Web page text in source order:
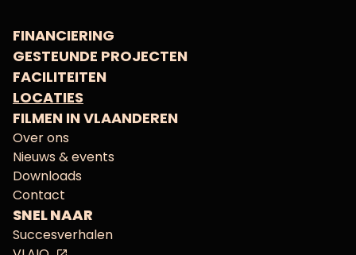
FINANCIERING
GESTEUNDE PROJECTEN
FACILITEITEN
LOCATIES
FILMEN IN VLAANDEREN
Over ons
Nieuws & events
Downloads
Contact
SNEL NAAR
Succesverhalen